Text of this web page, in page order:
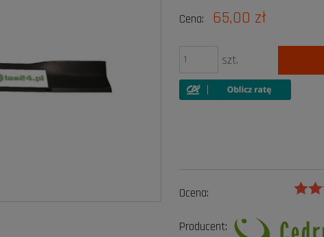
Cena nie
Cena: 65,00 zł
szt.
Ocena:
Producent: